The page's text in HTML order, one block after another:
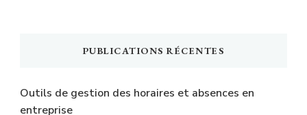
PUBLICATIONS RÉCENTES
Outils de gestion des horaires et absences en
entreprise